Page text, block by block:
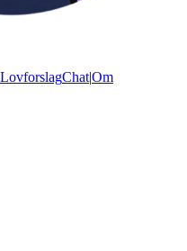
LovforslagChat|Om